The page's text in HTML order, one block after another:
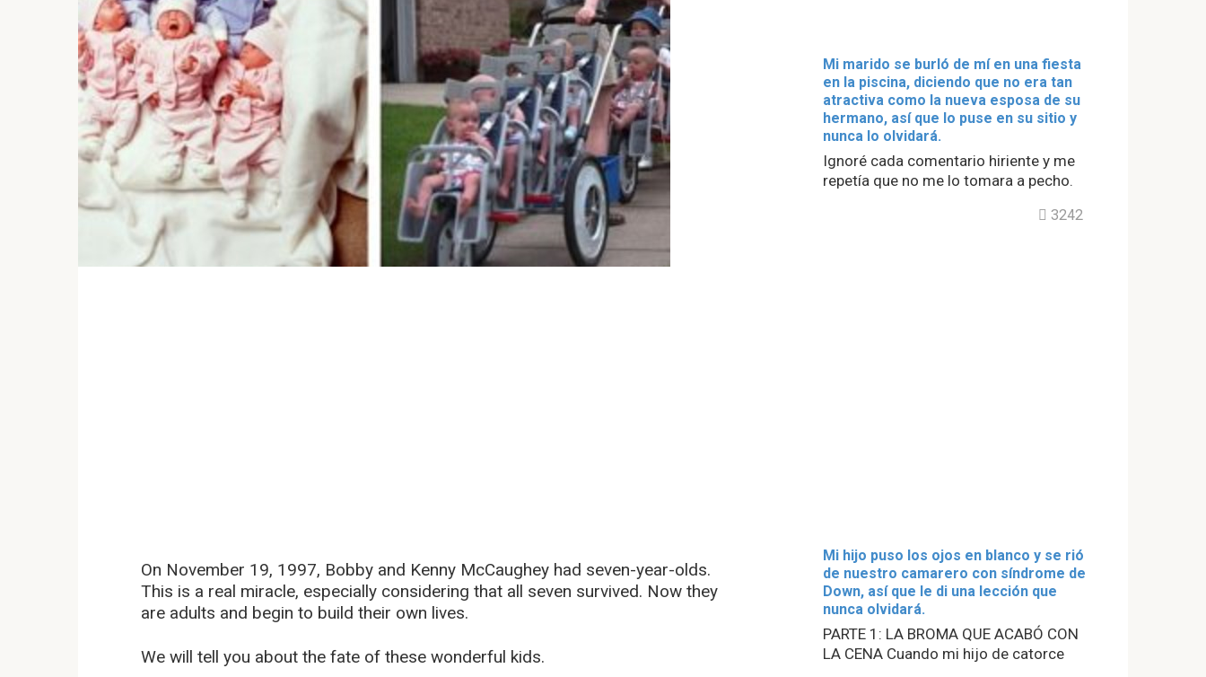
On November 19, 1997, Bobby and Kenny McCaughey had seven-year-olds.
This is a real miracle, especially considering that all seven survived. Now they
are adults and begin to build their own lives.
We will tell you about the fate of these wonderful kids.
Mi marido se burló de mí en una fiesta
en la piscina, diciendo que no era tan
atractiva como la nueva esposa de su
hermano, así que lo puse en su sitio y
nunca lo olvidará.
Ignoré cada comentario hiriente y me
repetía que no me lo tomara a pecho.
3242
Mi hijo puso los ojos en blanco y se rió
de nuestro camarero con síndrome de
Down, así que le di una lección que
nunca olvidará.
PARTE 1: LA BROMA QUE ACABÓ CON
LA CENA Cuando mi hijo de catorce